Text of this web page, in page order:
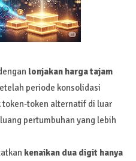
lonjakan harga tajam
periode konsolidasi
token alternatif di luar
pertumbuhan yang lebih
kenaikan dua digit hanya